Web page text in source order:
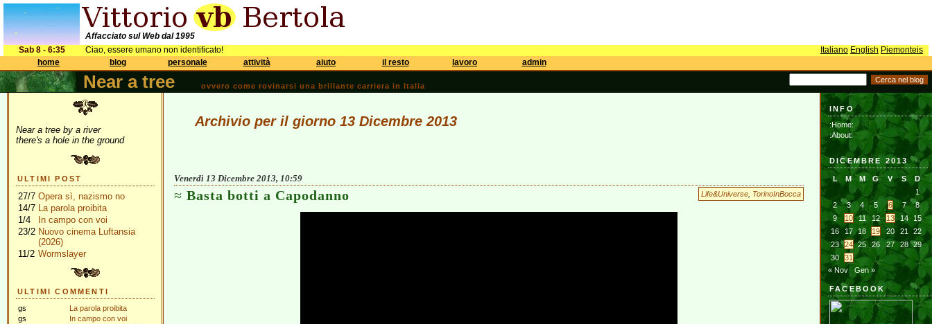
Affacciato sul Web dal 1995
Sab 8 - 6:35
Ciao, essere umano non identificato! Italiano English Piemonteis
home
blog personale attività aiuto il resto lavoro admin
Near a tree ovvero come rovinarsi una brillante carriera in Italia
Near a tree by a river
there's a hole in the ground
ULTIMI POST
27/7 Opera sì, nazismo no
14/7 La parola proibita
1/4
In campo con voi
23/2 Nuovo cinema Luftansia
(2026)
11/2 Wormslayer
ULTIMI COMMENTI
gs
La parola proibita
gs
In campo con voi
Archivio per il giorno 13 Dicembre 2013
Venerdì 13 Dicembre 2013, 10:59
Life&Universe TorinoInBocca
Basta botti a Capodanno
INFO
:Home:
:About:
DICEMBRE 2013
L M M G V S
D
1
2
3 4 5 6 7
8
9
10 11 12 13 14
15
16
17 18 19 20 21
22
23
24 25 26 27 28
29
30
31
« Nov
Gen »
FACEBOOK